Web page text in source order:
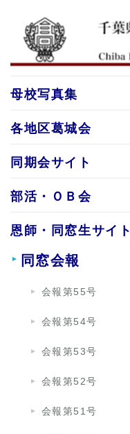
母校写真集
各地区葛城会
同期会サイト
部活・ＯＢ会
恩師・同窓生サイト
同窓会報
会報第55号
会報第54号
会報第53号
会報第52号
会報第51号